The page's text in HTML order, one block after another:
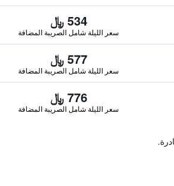
534 ﷼
سعر الليلة شامل الصريبة المضافة
577 ﷼
سعر الليلة شامل الصريبة المضافة
776 ﷼
سعر الليلة شامل الصريبة المضافة